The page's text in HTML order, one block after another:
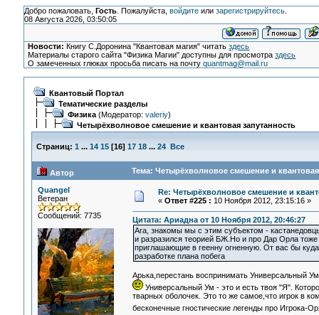
Добро пожаловать, Гость. Пожалуйста, войдитеили зарегистрируйтесь.
08 Августа 2026, 03:50:05
Новости: Книгу С.Доронина "Квантовая магия" читатьздесь
Материалы старого сайта "Физика Магии" доступны для просмотраздесь
О замеченных глюках просьба писать на почтуquantmag@mail.ru
Квантовый Портал
Тематические разделы
Физика(Модератор: valeriy)
Четырёхволновое смешение и квантовая запутанность
Страниц: 1 ... 14 15[16] 17 18 ... 24 Все
Автор Тема: Четырёхволновое смешение и
Quangel
Ветеран
Сообщений: 7735
Re: Четырёхволновое смешение и
« Ответ #225 : 10 Ноября 2012, 23:15:16 »
Цитата: Ариадна от 10 Ноября 2012, 20:46:27
Ага, знакомы мы с этим субъектом -
и разразился теорией БЖ.Но и про Дар Орла тоже
приглашающие в геенну огненную. От вас бы
разработке плана побега
Арька,перестань воспринимать Универсальный
Универсальный Ум - это и есть твоя "Я".
тварных оболочек. Это то же самое,что игрок в
бесконечные гностические легенды про Игрока-